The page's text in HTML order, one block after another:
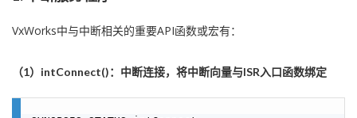
VxWorks中与中断相关的重要API函数或宏有：
（1）intConnect()：中断连接，将中断向量与ISR入口函数绑定